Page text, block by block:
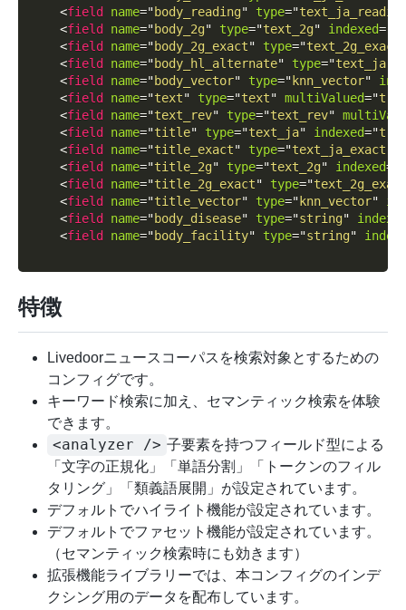
<field name="body_reading" type="
<field name="body_2g" type="text_2g" indexed=
<field name="body_2g_exact" type="text_2g_exact
<field name="body_hl_alternate" type="text_ja
<field name="body_vector" type=" knn_vector"
<field name="text" type="text" multiValued="
<field name="text_rev" type="text_rev"
<field name="title" type="text_ja" indexed="
<field name="title_exact" type="text_ja_exact
<field name="title_2g" type="text_2g" indexed=
<field name="title_2g_exact" type="
<field name="title_vector" type=" knn_vector"
<field name="body_disease" type="string"
<field name="body_facility" type="string"
特徴
Livedoorニュースコーパスを検索対象とするための
コンフィグです。
キーワード検索に加え、セマンティック検索を体験
できます。
<analyzer /> 子要素を持つフィールド型による
「文字の正規化」「単語分割」「トークンのフィル
タリング」「類義語展開」が設定されています。
デフォルトでハイライト機能が設定されています。
デフォルトでファセット機能が設定されています。
（セマンティック検索時にも効きます）
拡張機能ライブラリーでは、本コンフィグのインデ
クシング用のデータを配布しています。